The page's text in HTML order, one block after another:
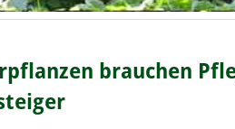
brauchen